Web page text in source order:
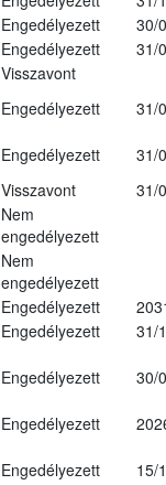
Engedélyezett
30/
Engedélyezett
31/
Visszavont
Engedélyezett
31/
Engedélyezett
31/
Visszavont
31/
Nem
engedélyezett
Nem
engedélyezett
Engedélyezett
Engedélyezett
31/
Engedélyezett 30/
Engedélyezett
Engedélyezett 15/